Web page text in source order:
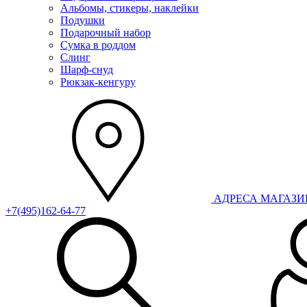
Альбомы, стикеры, наклейки
Подушки
Подарочный набор
Сумка в роддом
Слинг
Шарф-снуд
Рюкзак-кенгуру
АДРЕСА
+7(495)162-64-77